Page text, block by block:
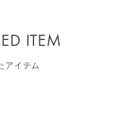
ITEM
アイテム